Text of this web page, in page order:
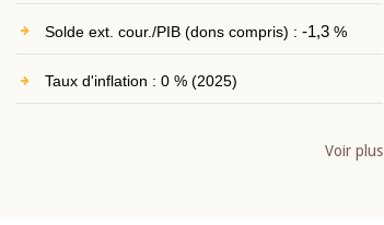
Solde ext. cour./PIB (dons compris) : -1,3%
Taux d'inflation : 0 % (2025)
Voir plus